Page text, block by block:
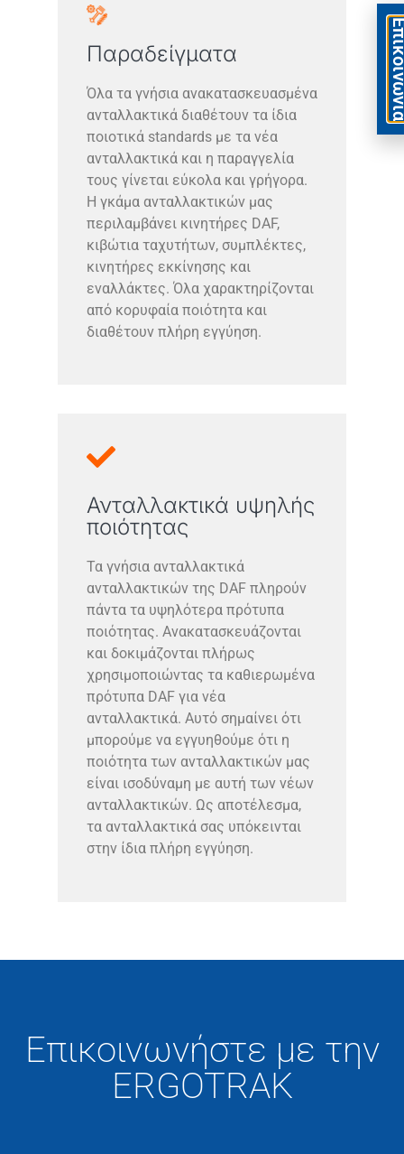
Παραδείγματα
Όλα τα γνήσια ανακατασκευασμένα
ανταλλακτικά διαθέτουν τα ίδια
ποιοτικά standards με τα νέα
ανταλλακτικά και η παραγγελία
τους γίνεται εύκολα και γρήγορα.
Η γκάμα ανταλλακτικών μας
περιλαμβάνει κινητήρες DAF,
κιβώτια ταχυτήτων, συμπλέκτες,
κινητήρες εκκίνησης και
εναλλάκτες. Όλα χαρακτηρίζονται
από κορυφαία ποιότητα και
διαθέτουν πλήρη εγγύηση.
Ανταλλακτικά υψηλής
ποιότητας
Τα γνήσια ανταλλακτικά
ανταλλακτικών της DAF πληρούν
πάντα τα υψηλότερα πρότυπα
ποιότητας. Ανακατασκευάζονται
και δοκιμάζονται πλήρως
χρησιμοποιώντας τα καθιερωμένα
πρότυπα DAF για νέα
ανταλλακτικά. Αυτό σημαίνει ότι
μπορούμε να εγγυηθούμε ότι η
ποιότητα των ανταλλακτικών μας
είναι ισοδύναμη με αυτή των νέων
ανταλλακτικών. Ως αποτέλεσμα,
τα ανταλλακτικά σας υπόκεινται
στην ίδια πλήρη εγγύηση.
Επικοινωνήστε με την
ERGOTRAK